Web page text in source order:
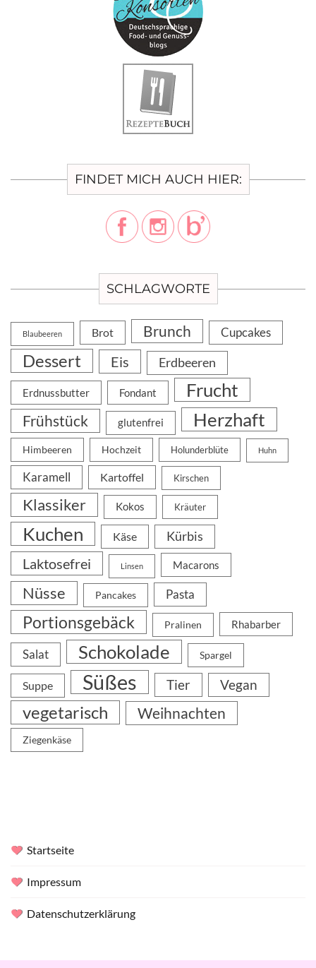
FINDET MICH AUCH HIER:
SCHLAGWORTE
Blaubeeren Brot Brunch Cupcakes
Dessert Eis Erdbeeren
Erdnussbutter Fondant Frucht
Frühstück glutenfrei Herzhaft
Himbeeren Hochzeit Holunderblüte Huhn
Karamell Kartoffel Kirschen
Klassiker Kokos Kräuter
Kuchen Käse Kürbis
Laktosefrei Linsen Macarons
Nüsse Pancakes Pasta
Portionsgebäck Pralinen Rhabarber
Salat Schokolade Spargel
Suppe Süßes Tier Vegan
vegetarisch Weihnachten
Ziegenkäse
Startseite
Impressum
Datenschutzerklärung